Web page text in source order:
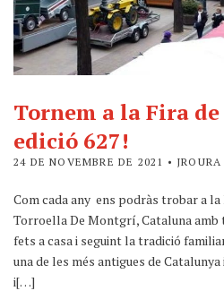
Tornem a la Fira
edició 627!
24 DE NOVEMBRE DE 2021 • JROURA
Com cada any ens podràs trobar a la
Torroella De Montgrí, Cataluna
fets a casa i seguint la tradició
una de les més antigues de
i[…]